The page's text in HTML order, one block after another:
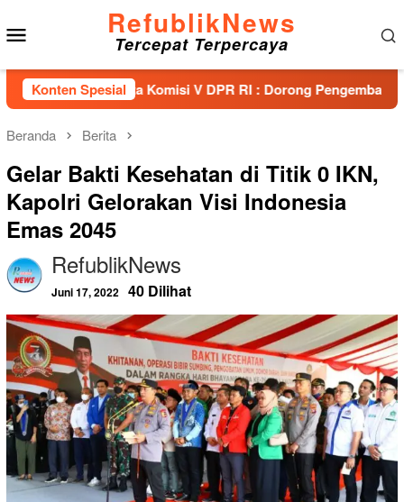
ke
konten
RefublikNews
Tercepat Terpercaya
Konten Spesial
Anggota Komisi V DPR RI : Dorong Pengembangan Bandara
Beranda Berita
Gelar Bakti Kesehatan di Titik 0 IKN,
Kapolri Gelorakan Visi Indonesia
Emas 2045
RefublikNews
Juni 17, 2022 40 Dilihat